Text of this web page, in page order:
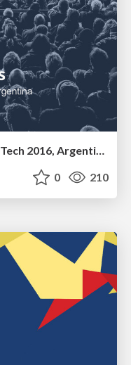
Future of DevTools, Full Stack Tech 2016, Argentina
0 210